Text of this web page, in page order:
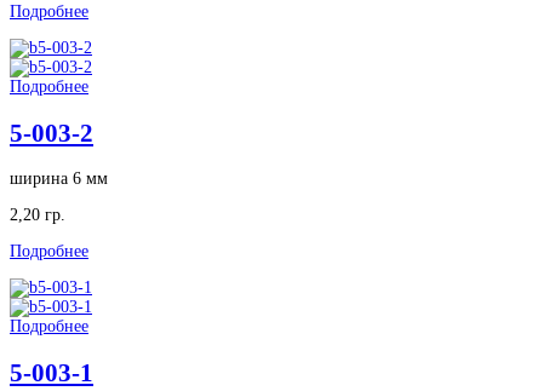
Подробнее
Подробнее
5-003-2
ширина 6 мм
2,20 гр.
Подробнее
Подробнее
5-003-1